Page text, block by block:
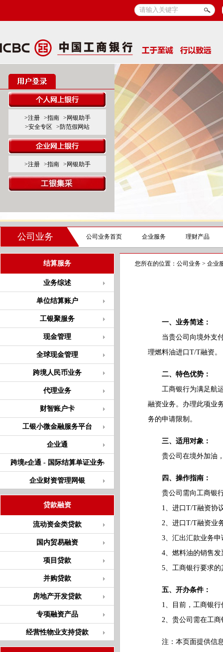
>注册 >指南
>网银助手
>安全专区
>防范假网站
>注册 >指南 >网银助手
公司业务 公司业务首页 企业服务 理财产品
结算服务
业务综述
单位结算账户
工银聚服务
现金管理
全球现金管理
跨境人民币业务
代理业务
财智账户卡
工银小微金融服务平台
企业通
跨境e企通 - 国际结算单证业务
企业财资管理网银
贷款融资
流动资金类贷款
国内贸易融资
项目贷款
并购贷款
房地产开发贷款
专项融资产品
经营性物业支持贷款
您所在的位置： 公司业务 > 企业
一、业务简述：
当贵公司向境外支付
理燃料油进口T/T融资。
二、特色优势：
工商银行为满足航运
融资业务。办理此项业
务的申请限制。
三、适用对象：
贵公司在境外加油，
四、操作指南：
贵公司需向工商银
1、进口T/T融资协
2、进口T/T融资业
3、汇出汇款业务申
4、燃料油的销售发
5、工商银行要求的
五、开办条件：
1、目前，工商银行
2、贵公司需在工商
注：本页面提供信息